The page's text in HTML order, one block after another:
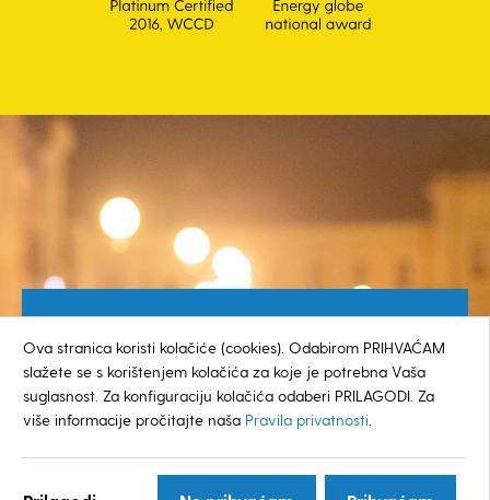
0800 385 048
© GRAD KOPRIVNICA
Ova stranica koristi kolačiće (cookies). Odabirom PRIHVAĆAM
slažete se s korištenjem kolačića za koje je potrebna Vaša
suglasnost. Za konfiguraciju kolačića odaberi PRILAGODI. Za
više informacije pročitajte naša Pravila privatnosti